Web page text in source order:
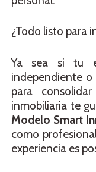
¿Todo listo para
Ya sea si tu
independiente
para
inmobiliaria te
Modelo Smart
como
experiencia es